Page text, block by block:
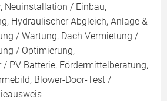
Neuinstallation / Einbau,
Hydraulischer Abgleich, Anlage &
/ Wartung, Dach Vermietung /
/ Optimierung,
PV Batterie, Fördermittelberatung,
Blower-Door-Test /